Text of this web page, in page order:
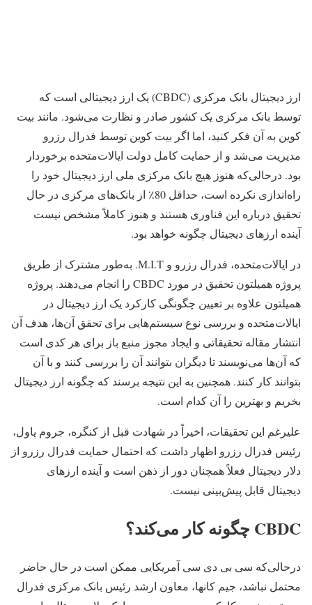
ارز دیجیتال بانک مرکزی (CBDC) یک ارز دیجیتالی است که
توسط بانک مرکزی یک کشور صادر و نظارت می‌شود. مانند بیت
کوین به آن فکر کنید، اما اگر بیت کوین توسط فدرال رزرو
مدیریت می‌شد و از حمایت کامل دولت ایالات‌متحده برخوردار
بود. درحالی‌که هنوز هیچ بانک مرکزی ملی ارز دیجیتال خود را
راه‌اندازی نکرده است، حداقل 80٪ از بانک‌های مرکزی در حال
تحقیق درباره این فناوری هستند و هنوز کاملاً مشخص نیست
آینده ارزهای دیجیتال چگونه خواهد بود.
در ایالات‌متحده، فدرال رزرو و M.I.T. به‌طور مشترک از طریق
پروژه همیلتون تحقیق در مورد CBDC را انجام می‌دهند. پروژه
همیلتون علاوه بر تعیین چگونگی کارکرد یک ارز دیجیتال در
ایالات‌متحده و بررسی نوع سیستم‌هایی برای تحقق آن‌ها، هدف آن
انتشار مقاله تحقیقاتی و ایجاد مجوز منبع باز برای هر کدی است
که آن‌ها می‌نویسند تا دیگران بتوانند آن را بررسی کنند و با آن
بتوانند کار کنند. همچنین به این نتیجه برسند که چگونه ارز دیجیتال
بخریم و بهترین را آن کدام است.
علیرغم این تحقیقات، اخیراً در شهادت قبل از کنگره، جروم پاول،
رئیس فدرال رزرو اظهار داشت که احتمال حمایت فدرال رزرو از
دلار دیجیتال فعلاً همچنان دور از ذهن است و آینده ارزهای
دیجیتال قابل پیش‌بینی نیست.
CBDC چگونه کار می‌کند؟
درحالی‌که سی بی دی سی آمریکایی ممکن است در حال حاضر
محتمل نباشد، جیم کانها، معاون ارشد رئیس بانک مرکزی فدرال